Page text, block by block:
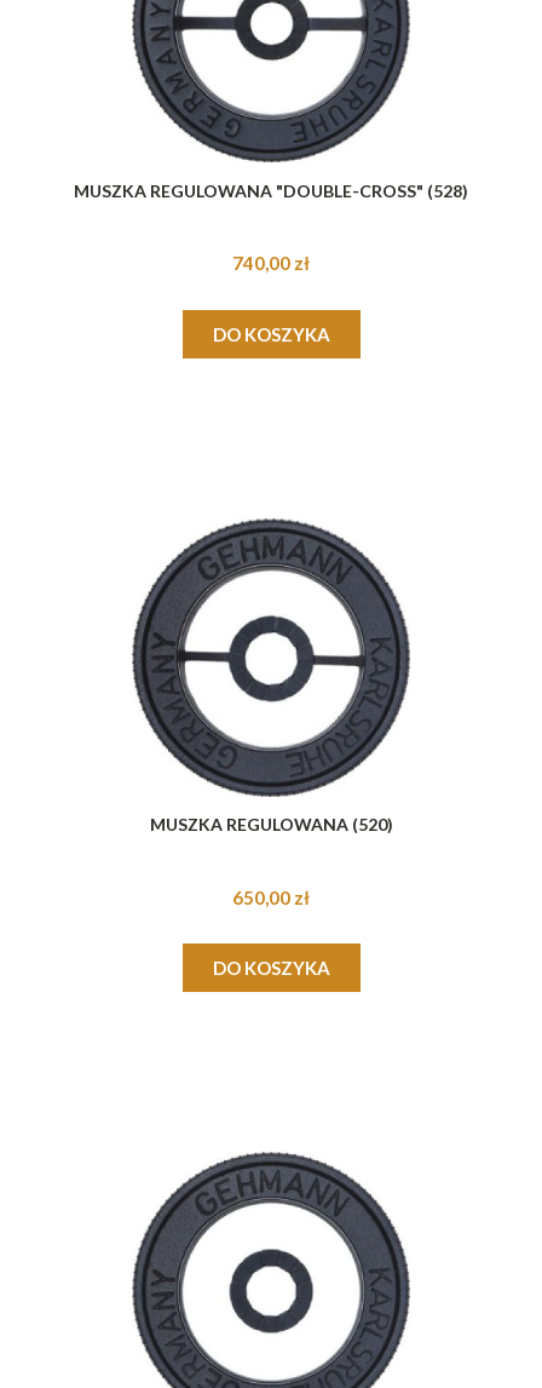
MUSZKA REGULOWANA "DOUBLE-CROSS" (528)
740,00 zł
DO KOSZYKA
MUSZKA REGULOWANA (520)
650,00 zł
DO KOSZYKA